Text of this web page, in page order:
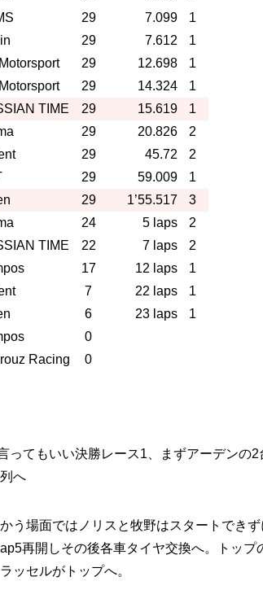
29 7.099
1
29 7.612
1
29 12.698
1
29 14.324
1
TIME 29 15.619
1
29 20.826
2
29 45.72
2
29 59.009
1
29 1’55.517
3
24 5 laps
2
TIME 22 7 laps
2
17 12 laps
1
7 22 laps
1
6 23 laps
1
0
Racing 0
ってもいい決勝レース1、まずアーデンの
へ
う場面ではノリスと牧野はスタートでき
再開しその後各車タイヤ交換へ。トップ
ッセルがトップへ。